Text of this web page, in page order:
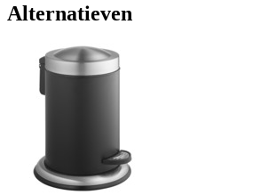
Alternatieven